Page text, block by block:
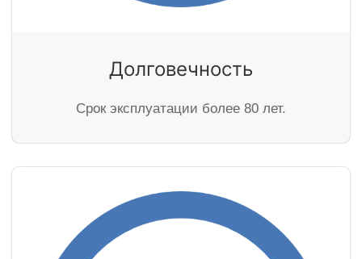
Долговечность
Cрок эксплуатации более 80 лет.